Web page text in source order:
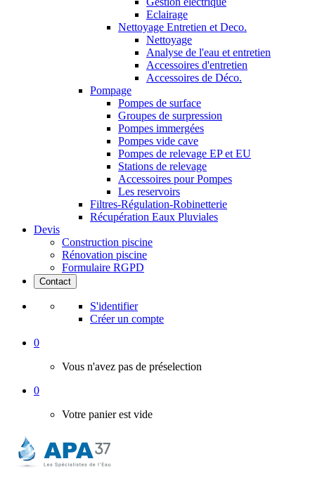
Eclairage
Nettoyage Entretien et Deco.
Nettoyage
Analyse de l'eau et entretien
Accessoires d'entretien
Accessoires de Déco.
Pompage
Pompes de surface
Groupes de surpression
Pompes immergées
Pompes vide cave
Pompes de relevage EP et EU
Stations de relevage
Accessoires pour Pompes
Les reservoirs
Filtres-Régulation-Robinetterie
Récupération Eaux Pluviales
Devis
Construction piscine
Rénovation piscine
Formulaire RGPD
Contact
S'identifier
Créer un compte
0
Vous n'avez pas de préselection
0
Votre panier est vide